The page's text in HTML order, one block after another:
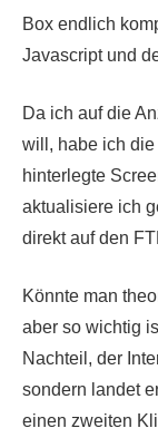
Box endlich
Javascript und
Da ich auf die
will, habe ich
hinterlegte
aktualisiere ich
direkt auf den
Könnte man
aber so wichtig
Nachteil, der
sondern landet
einen zweiten